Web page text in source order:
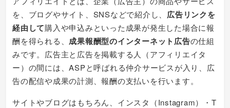
を、ブログやサイト、SNSなどで紹介し、 広告リンクを
経由して購入や申込みといった成果が発生した場合に報
酬を得られる、 成果報酬型のインターネット広告の仕組
みです。広告主と広告を掲載する人（アフィリエイタ
ー）の間には、ASPと呼ばれる仲介サービスが入り、広
告の配信や成果の計測、報酬の支払いを行います。
サイトやブログはもちろん、インスタ（Instagram）・T